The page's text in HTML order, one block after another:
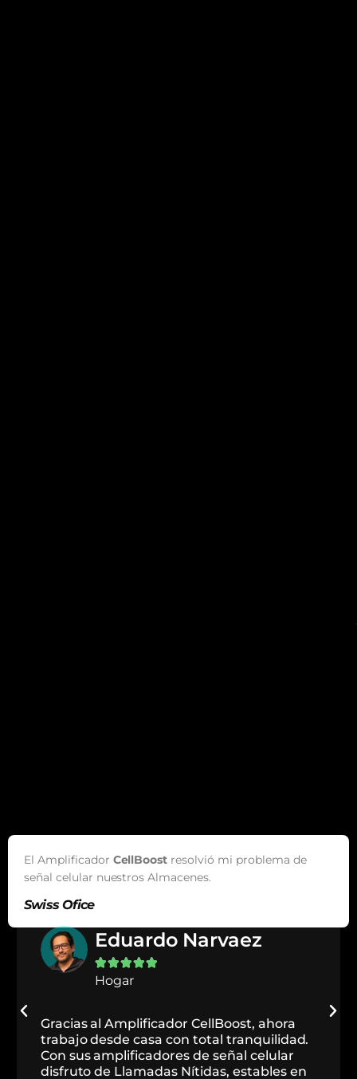
El Amplificador CellBoost resolvió mi problema de
señal celular nuestros Almacenes.
Swiss Ofice
Swiss Office

Hogar
Gracias a los amplificadores de señal
celular de Telecom Store, nuestros clientes
disfrutan de una Señal Celular estable y
constante que les permite comunicarse